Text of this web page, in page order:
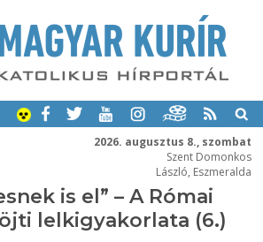
2026. augusztus 8., szombat
Szent Domonkos
László, Eszmeralda
is el” – A Római
lelkigyakorlata (6.)